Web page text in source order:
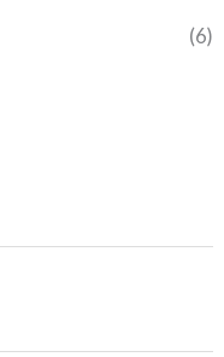
(6)